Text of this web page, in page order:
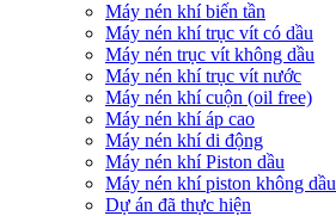
Máy nén khí biến tần
Máy nén khí trục vít có dầu
Máy nén trục vít không dầu
Máy nén khí trục vít nước
Máy nén khí cuộn (oil free)
Máy nén khí áp cao
Máy nén khí di động
Máy nén khí Piston dầu
Máy nén khí piston không dầu
Dự án đã thực hiện